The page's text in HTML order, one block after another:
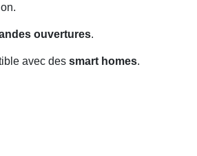
ouvertures.
avec des smart homes.